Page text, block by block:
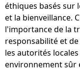
éthiques basés sur
et la bienveillance.
l'importance de la
responsabilité et
les autorités
environnement sûr